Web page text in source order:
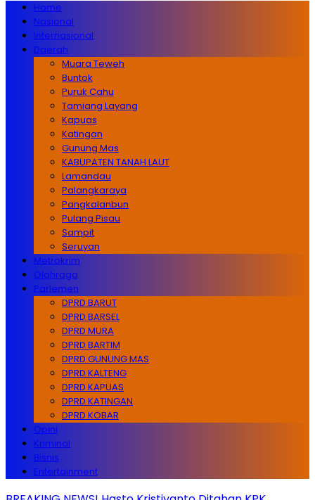
Home
Nasional
Internasional
Daerah
Muara Teweh
Buntok
Puruk Cahu
Tamiang Layang
Kapuas
Katingan
Gunung Mas
KABUPATEN TANAH LAUT
Lamandau
Palangkaraya
Pangkalanbun
Pulang Pisau
Sampit
Seruyan
Metrokrim
Olahraga
Parlemen
DPRD BARUT
DPRD BARSEL
DPRD MURA
DPRD BARTIM
DPRD GUNUNG MAS
DPRD KALTENG
DPRD KAPUAS
DPRD KATINGAN
DPRD KOBAR
Opini
Kriminal
Bisnis
Entertainment